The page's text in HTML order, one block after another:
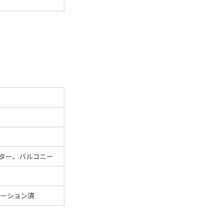
ー、バルコニー
ション済